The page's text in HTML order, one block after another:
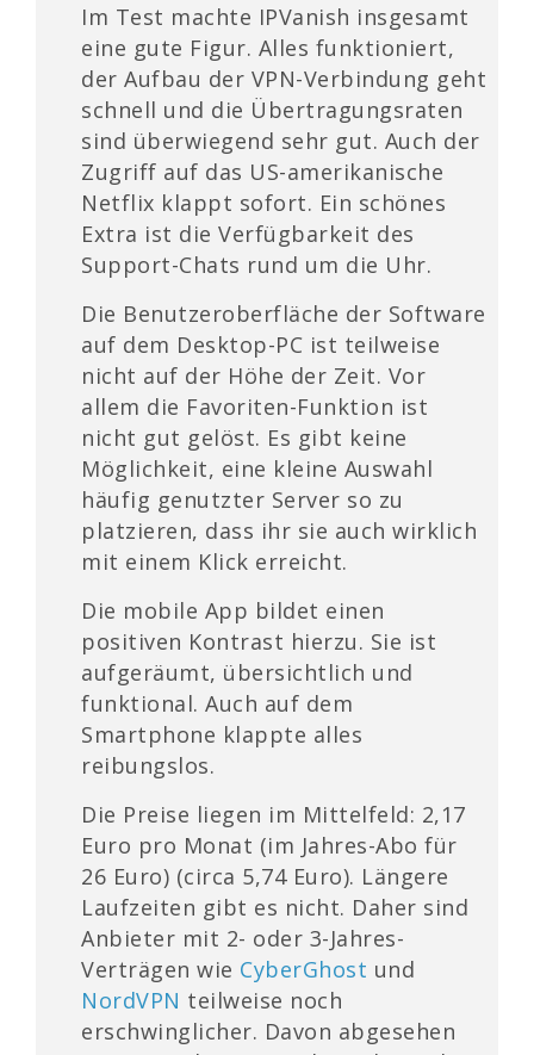
Im Test machte IPVanish insgesamt
eine gute Figur. Alles funktioniert,
der Aufbau der VPN-Verbindung geht
schnell und die Übertragungsraten
sind überwiegend sehr gut. Auch der
Zugriff auf das US-amerikanische
Netflix klappt sofort. Ein schönes
Extra ist die Verfügbarkeit des
Support-Chats rund um die Uhr.
Die Benutzeroberfläche der Software
auf dem Desktop-PC ist teilweise
nicht auf der Höhe der Zeit. Vor
allem die Favoriten-Funktion ist
nicht gut gelöst. Es gibt keine
Möglichkeit, eine kleine Auswahl
häufig genutzter Server so zu
platzieren, dass ihr sie auch wirklich
mit einem Klick erreicht.
Die mobile App bildet einen
positiven Kontrast hierzu. Sie ist
aufgeräumt, übersichtlich und
funktional. Auch auf dem
Smartphone klappte alles
reibungslos.
Die Preise liegen im Mittelfeld: 2,17
Euro pro Monat (im Jahres-Abo für
26 Euro) (circa 5,74 Euro). Längere
Laufzeiten gibt es nicht. Daher sind
Anbieter mit 2- oder 3-Jahres-
Verträgen wie CyberGhost und
NordVPN teilweise noch
erschwinglicher. Davon abgesehen